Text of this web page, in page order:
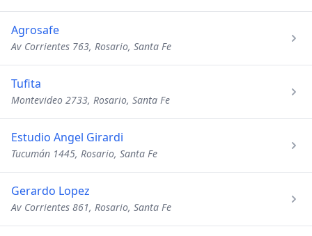
Agrosafe
Av Corrientes 763, Rosario, Santa Fe
Tufita
Montevideo 2733, Rosario, Santa Fe
Estudio Angel Girardi
Tucumán 1445, Rosario, Santa Fe
Gerardo Lopez
Av Corrientes 861, Rosario, Santa Fe